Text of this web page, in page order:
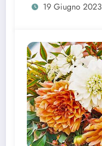
19 Giugno 2023